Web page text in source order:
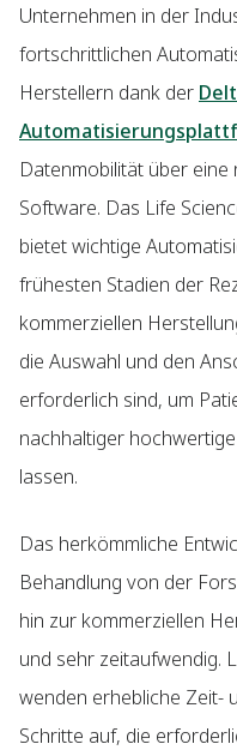
Unternehmen in der
fortschrittlichen
Herstellern dank der
Datenmobilität über eine
Software. Das Life
bietet wichtige
frühesten Stadien der
kommerziellen
die Auswahl und den
erforderlich sind, um
nachhaltiger
lassen.
Das herkömmliche
Behandlung von der
hin zur kommerziellen
und sehr zeitaufwendig.
wenden erhebliche Zeit-
Schritte auf, die